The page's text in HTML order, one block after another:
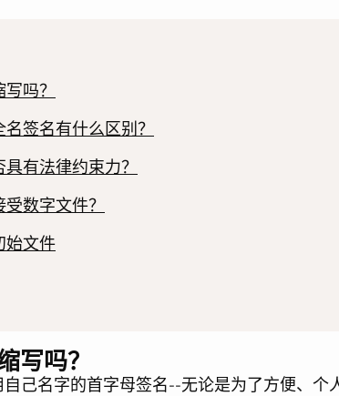
吗？
签名有什么区别？
有法律约束力？
数字文件？
始文件
写吗？
己名字的首字母签名--无论是为了方便、个